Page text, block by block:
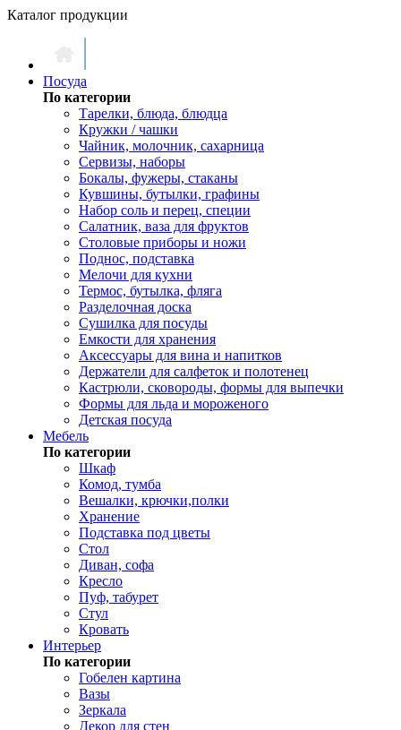
Каталог продукции
Посуда
По категории
Тарелки, блюда, блюдца
Кружки / чашки
Чайник, молочник, сахарница
Сервизы, наборы
Бокалы, фужеры, стаканы
Кувшины, бутылки, графины
Набор соль и перец, специи
Салатник, ваза для фруктов
Столовые приборы и ножи
Поднос, подставка
Мелочи для кухни
Термос, бутылка, фляга
Разделочная доска
Сушилка для посуды
Емкости для хранения
Аксессуары для вина и напитков
Держатели для салфеток и полотенец
Кастрюли, сковороды, формы для выпечки
Формы для льда и мороженого
Детская посуда
Мебель
По категории
Шкаф
Комод, тумба
Вешалки, крючки,полки
Хранение
Подставка под цветы
Стол
Диван, софа
Кресло
Пуф, табурет
Стул
Кровать
Интерьер
По категории
Гобелен картина
Вазы
Зеркала
Декор для стен